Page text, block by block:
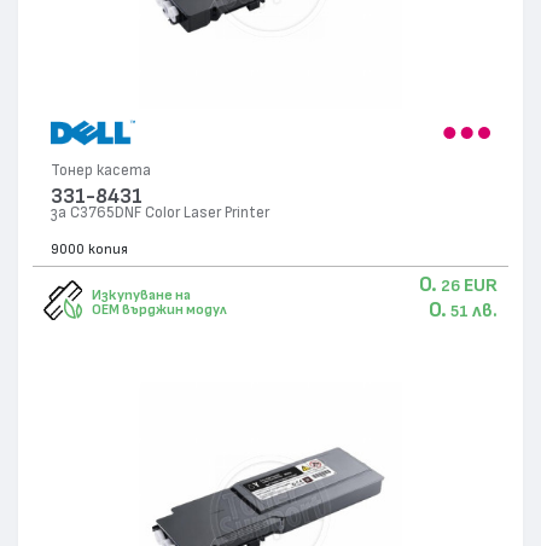
Тонер касета
331-8431
за C3765DNF Color Laser Printer
9000 копия
Изкупуване на
OEM върджин модул
0. 26 EUR
0. 51 лв.